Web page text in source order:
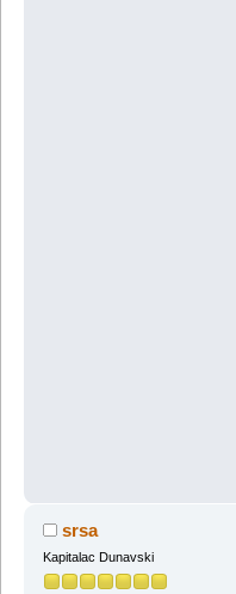
srsa
Kapitalac Dunavski